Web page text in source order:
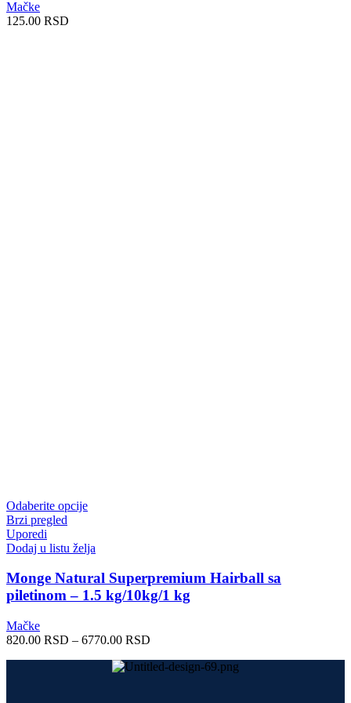
Mačke
125.00 RSD
Odaberite opcijeOvaj
više
Opcije
mogu
biti
stranici
proizvoda.
Brzi pregled
Uporedi
Dodaj u listu želja
Monge Natural Superpremium Hairball sa
piletinom – 1.5 kg/10kg/1 kg
Mačke
820.00 RSD – 6770.00 RSD
od